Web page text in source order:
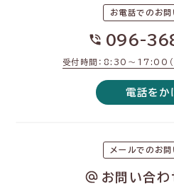
お電話でのお問
096-
受付時間：8:30〜17:00（
電話をか
メールでのお
お問い合わ